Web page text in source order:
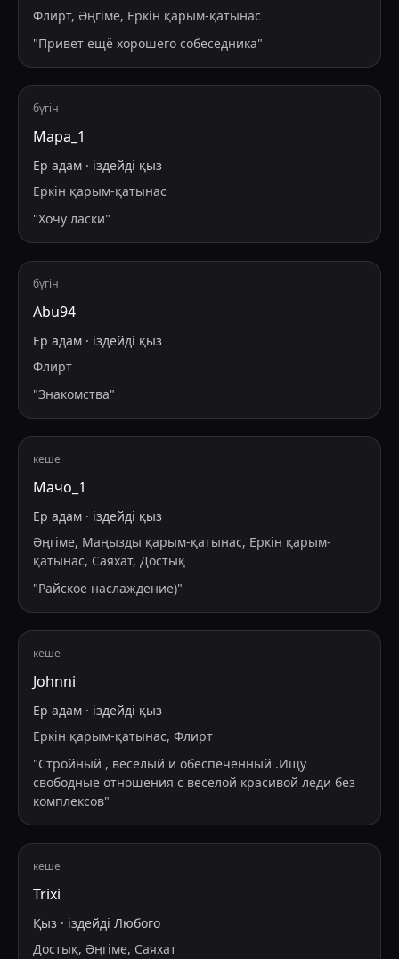
Флирт, Әңгіме, Еркін қарым-қатынас
"Привет ещё хорошего собеседника"
бүгін
Мара_1
Ер адам · іздейді қыз
Еркін қарым-қатынас
"Хочу ласки"
бүгін
Abu94
Ер адам · іздейді қыз
Флирт
"Знакомства"
кеше
Мачо_1
Ер адам · іздейді қыз
Әңгіме, Маңызды қарым-қатынас, Еркін қарым-
қатынас, Саяхат, Достық
"Райское наслаждение)"
кеше
Johnni
Ер адам · іздейді қыз
Еркін қарым-қатынас, Флирт
"Стройный , веселый и обеспеченный .Ищу
свободные отношения с веселой красивой леди без
комплексов"
кеше
Trixi
Қыз · іздейді Любого
Достық, Әңгіме, Саяхат